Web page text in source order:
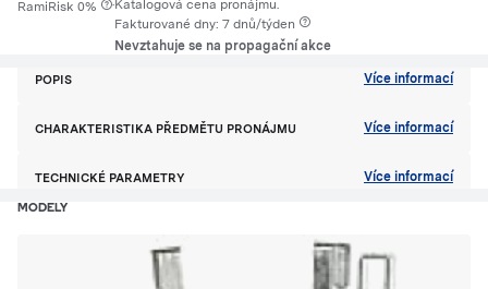
RamiRisk 0% ·Katalogová cena pronájmu.
Fakturované dny: 7 dnů/týden
Nevztahuje se na propagační akce
POPIS Více informací
CHARAKTERISTIKA PŘEDMĚTU PRONÁJMU Více informací
TECHNICKÉ PARAMETRY Více informací
MODELY